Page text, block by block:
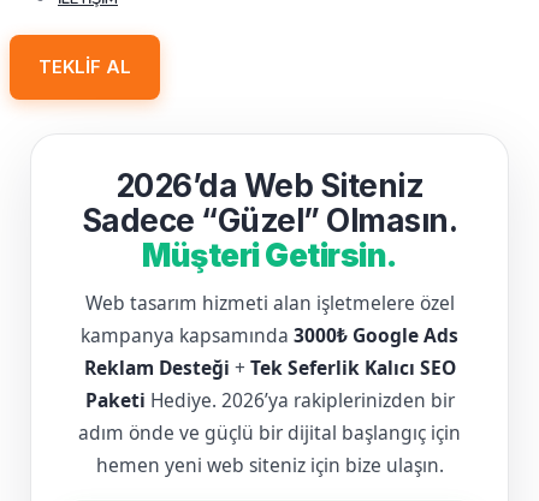
TEKLIF AL
2026’da Web Siteniz
Sadece “Güzel” Olmasın.
Müşteri Getirsin.
Web tasarım hizmeti alan işletmelere özel
kampanya kapsamında 3000₺ Google Ads
Reklam Desteği + Tek Seferlik Kalıcı SEO
Paketi Hediye. 2026’ya rakiplerinizden bir
adım önde ve güçlü bir dijital başlangıç için
hemen yeni web siteniz için bize ulaşın.